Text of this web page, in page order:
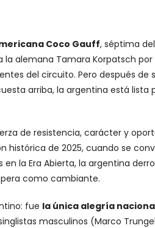
Coco Gauff, séptima
alemana Tamara Korpatsch por
del circuito. Pero después de
arriba, la argentina está lista
de resistencia, carácter y
histórica de 2025, cuando se
la Era Abierta, la argentina
como cambiante.
fue la única alegría
masculinos (Marco